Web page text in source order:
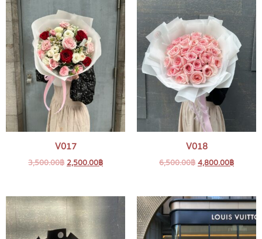
V017
3,500.00฿ 2,500.00฿
V018
6,500.00฿ 4,800.00฿